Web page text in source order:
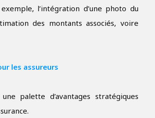
l’intégration d’une photo du
des montants associés, voire
les assureurs
palette d’avantages stratégiques